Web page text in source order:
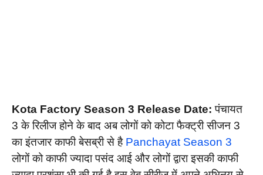
Kota Factory Season 3 Release Date: पंचायत
3 के रिलीज होने के बाद अब लोगों को कोटा फैक्ट्री सीजन 3
का इंतजार काफी बेसब्री से है Panchayat Season 3
लोगों को काफी ज्यादा पसंद आई और लोगों द्वारा इसकी काफी